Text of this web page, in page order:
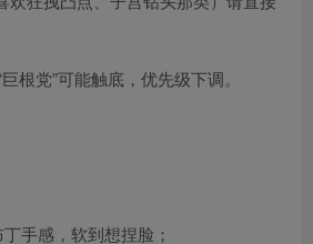
根党”可能触底，优先级下调。
丁手感，软到想捏脸；